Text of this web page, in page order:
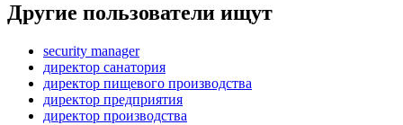
Другие пользователи ищут
security manager
директор санатория
директор пищевого производства
директор предприятия
директор производства